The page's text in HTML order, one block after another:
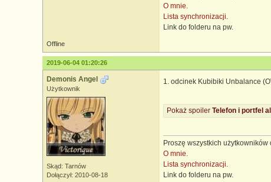
O mnie.
Lista synchronizacji.
Link do folderu na pw.
Offline
2019-06-04 01:20:26
Demonis Angel
Użytkownik
Skąd: Tarnów
Dołączył: 2010-08-18
1. odcinek Kubibiki Unbalance
Pokaż spoiler Telefon i portfel
Proszę wszystkich
O mnie.
Lista synchronizacji.
Link do folderu na pw.